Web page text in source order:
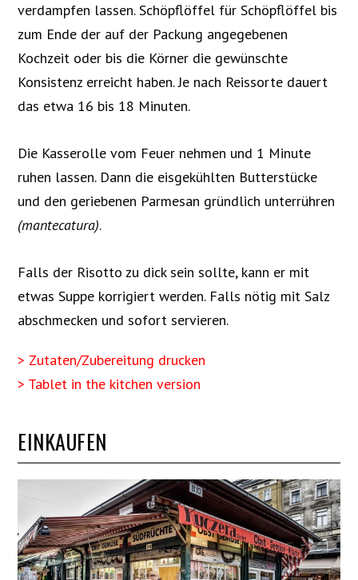
verdampfen lassen. Schöpflöffel für Schöpflöffel bis
zum Ende der auf der Packung angegebenen
Kochzeit oder bis die Körner die gewünschte
Konsistenz erreicht haben. Je nach Reissorte dauert
das etwa 16 bis 18 Minuten.
Die Kasserolle vom Feuer nehmen und 1 Minute
ruhen lassen. Dann die eisgekühlten Butterstücke
und den geriebenen Parmesan gründlich unterrühren
(mantecatura).
Falls der Risotto zu dick sein sollte, kann er mit
etwas Suppe korrigiert werden. Falls nötig mit Salz
abschmecken und sofort servieren.
> Zutaten/Zubereitung drucken
> Tablet in the kitchen version
EINKAUFEN